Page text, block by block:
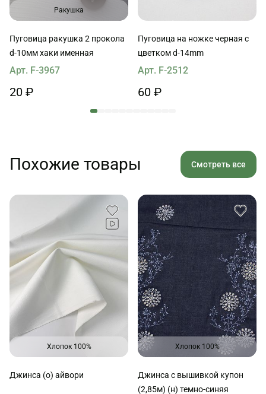
Ракушка
Пуговица ракушка 2 прокола
d-10мм хаки именная
Арт. F-3967
20 ₽
Пуговица на ножке черная с
цветком d-14mm
Арт. F-2512
60 ₽
Похожие товары Смотреть все
Хлопок 100%
Джинса (о) айвори
Хлопок 100%
Джинса с вышивкой купон
(2,85м) (н) темно-синяя